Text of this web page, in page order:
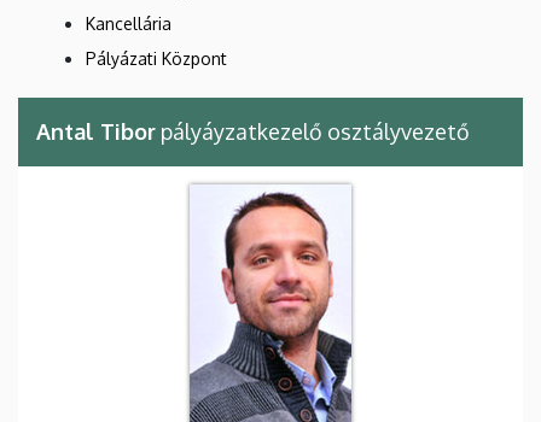
Kancellária
Pályázati Központ
Antal Tibor pályáyzatkezelő osztályvezető